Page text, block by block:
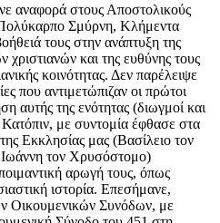
αναφορά στους Αποστολικούς
Πολύκαρπο Σμύρνη, Κλήμεντα
τους στην ανάπτυξη της
χριστιανών και της ευθύνης τους
κοινότητας. Δεν παρέλειψε
που αντιμετώπιζαν οι πρώτοι
αυτής της ενότητας (διωγμοί και
Κατόπιν, με συντομία έφθασε στα
Εκκλησίας μας (Βασίλειο τον
τον Χρυσόστομο)
αρωγή τους, όπως
ιστορία. Επεσήμανε,
Οικουμενικών Συνόδων, με